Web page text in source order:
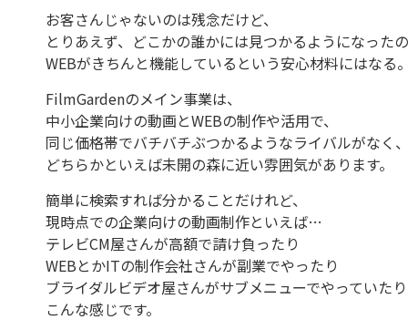
お客さんじゃないのは残念だけど、
とりあえず、どこかの誰かには見つかるようになったの
WEBがきちんと機能しているという安心材料にはなる。
FilmGardenのメイン事業は、
中小企業向けの動画とWEBの制作や活用で、
同じ価格帯でバチバチぶつかるようなライバルがなく、
どちらかといえば未開の森に近い雰囲気があります。
簡単に検索すれば分かることだけれど、
現時点での企業向けの動画制作といえば…
テレビCM屋さんが高額で請け負ったり
WEBとかITの制作会社さんが副業でやったり
ブライダルビデオ屋さんがサブメニューでやっていたり
こんな感じです。